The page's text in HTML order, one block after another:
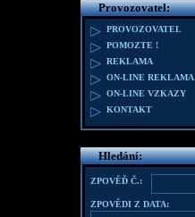
Provozovatel:
PROVOZOVATEL
POMOZTE !
REKLAMA
ON-LINE REKLAMA
ON-LINE VZKAZY
KONTAKT
Hledání:
ZPOVĚĎ Č.:
ZPOVĚDI Z DATA: